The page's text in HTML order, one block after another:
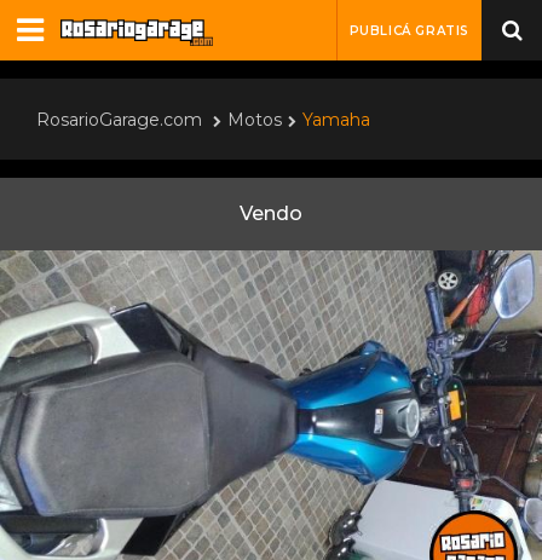
PUBLICÁ GRATIS
RosarioGarage.com Motos Yamaha
Vendo